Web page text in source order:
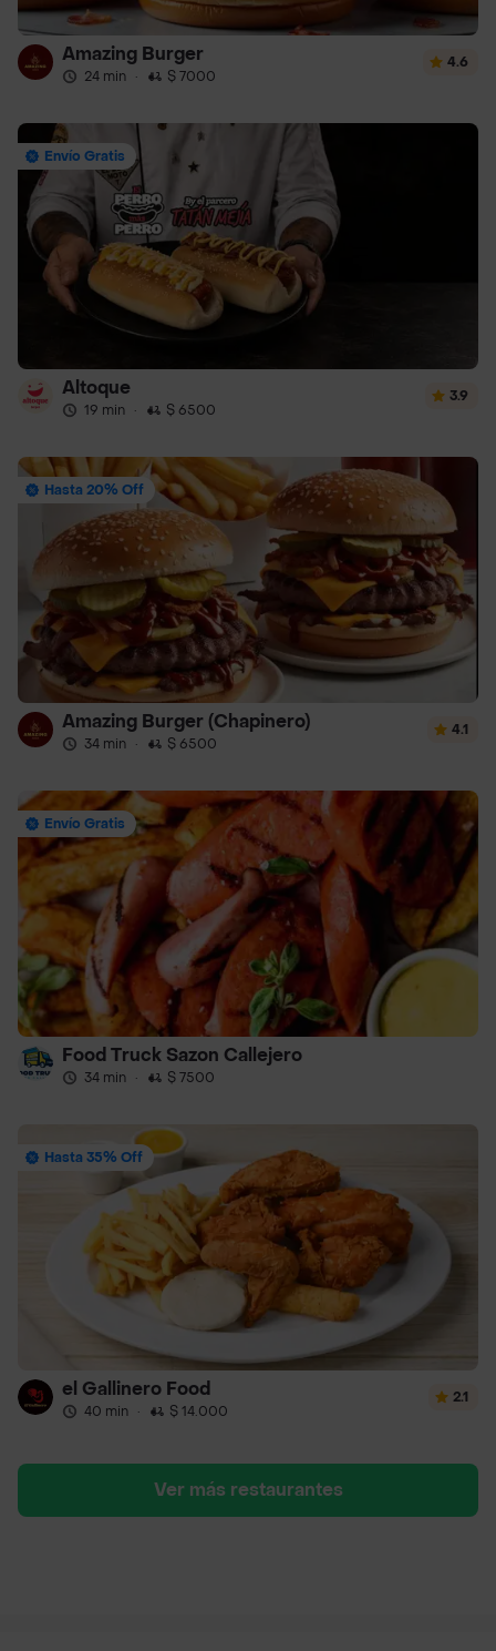
Amazing Burger
24 min · $ 7000
4.6
Envío Gratis
Altoque
19 min · $ 6500
3.9
Hasta 20% Off
Amazing Burger (Chapinero)
34 min · $ 6500
4.1
Envío Gratis
Food Truck Sazon Callejero
34 min · $ 7500
Hasta 35% Off
el Gallinero Food
40 min · $ 14.000
2.1
Ver más restaurantes